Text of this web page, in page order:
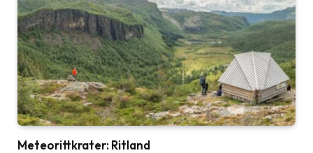
Meteorittkrater: Ritland